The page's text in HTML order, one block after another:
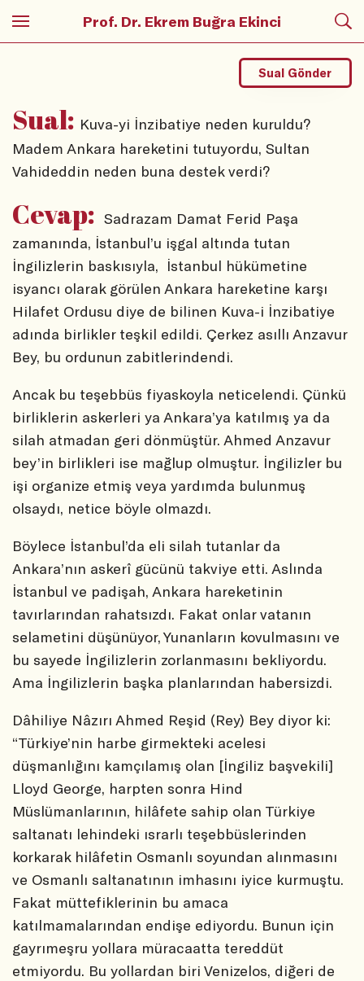
Prof. Dr. Ekrem Buğra Ekinci
Sual: Kuva-yi İnzibatiye neden kuruldu?
Madem Ankara hareketini tutuyordu, Sultan
Vahideddin neden buna destek verdi?
Sual Gönder
Cevap: Sadrazam Damat Ferid Paşa
zamanında, İstanbul’u işgal altında tutan
İngilizlerin baskısıyla, İstanbul hükümetine
isyancı olarak görülen Ankara hareketine karşı
Hilafet Ordusu diye de bilinen Kuva-i İnzibatiye
adında birlikler teşkil edildi. Çerkez asıllı Anzavur
Bey, bu ordunun zabitlerindendi.
Ancak bu teşebbüs fiyaskoyla neticelendi. Çünkü
birliklerin askerleri ya Ankara’ya katılmış ya da
silah atmadan geri dönmüştür. Ahmed Anzavur
bey’in birlikleri ise mağlup olmuştur. İngilizler bu
işi organize etmiş veya yardımda bulunmuş
olsaydı, netice böyle olmazdı.
Böylece İstanbul’da eli silah tutanlar da
Ankara’nın askerî gücünü takviye etti. Aslında
İstanbul ve padişah, Ankara hareketinin
tavırlarından rahatsızdı. Fakat onlar vatanın
selametini düşünüyor, Yunanların kovulmasını ve
bu sayede İngilizlerin zorlanmasını bekliyordu.
Ama İngilizlerin başka planlarından habersizdi.
Dâhiliye Nâzırı Ahmed Reşid (Rey) Bey diyor ki:
“Türkiye’nin harbe girmekteki acelesi
düşmanlığını kamçılamış olan [İngiliz başvekili]
Lloyd George, harpten sonra Hind
Müslümanlarının, hilâfete sahip olan Türkiye
saltanatı lehindeki ısrarlı teşebbüslerinden
korkarak hilâfetin Osmanlı soyundan alınmasını
ve Osmanlı saltanatının imhasını iyice kurmuştu.
Fakat müttefiklerinin bu amaca
katılmamalarından endişe ediyordu. Bunun için
gayrımeşru yollara müracaatta tereddüt
etmiyordu. Bu yollardan biri Venizelos, diğeri de